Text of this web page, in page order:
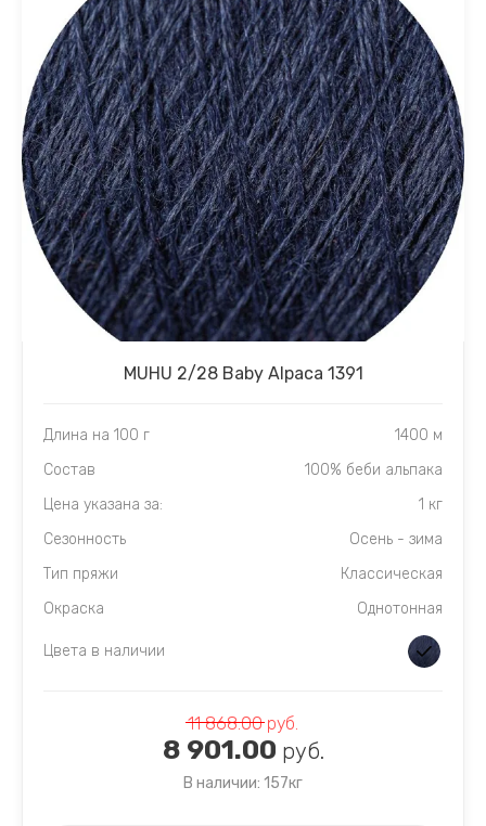
MUHU 2/28 Baby Alpaca 1391
Длина на 100 г
1400 м
Состав
100% беби альпака
Цена указана за:
1 кг
Сезонность
Осень - зима
Тип пряжи
Классическая
Окраска
Однотонная
Цвета в наличии
11 868.00руб.
8 901.00 руб.
В наличии: 157кг